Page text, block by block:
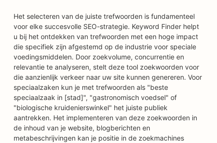
Het selecteren van de juiste trefwoorden is fundamenteel
voor elke succesvolle SEO-strategie. Keyword Finder helpt
u bij het ontdekken van trefwoorden met een hoge impact
die specifiek zijn afgestemd op de industrie voor speciale
voedingsmiddelen. Door zoekvolume, concurrentie en
relevantie te analyseren, stelt deze tool zoekwoorden voor
die aanzienlijk verkeer naar uw site kunnen genereren. Voor
speciaalzaken kun je met trefwoorden als "beste
speciaalzaak in [stad]", "gastronomisch voedsel" of
"biologische kruidenierswinkel" het juiste publiek
aantrekken. Het implementeren van deze zoekwoorden in
de inhoud van je website, blogberichten en
metabeschrijvingen kan je positie in de zoekmachines